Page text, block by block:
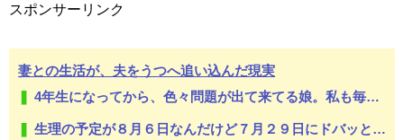
スポンサーリンク
妻との生活が、夫をうつへ追い込んだ現実
4年生になってから、色々問題が出て来てる娘。私も毎日怒鳴り続けるのに疲れて体調崩し...
生理の予定が８月６日なんだけど７月２９日にドバッと鮮血でたから生理かな？って思ったのよね